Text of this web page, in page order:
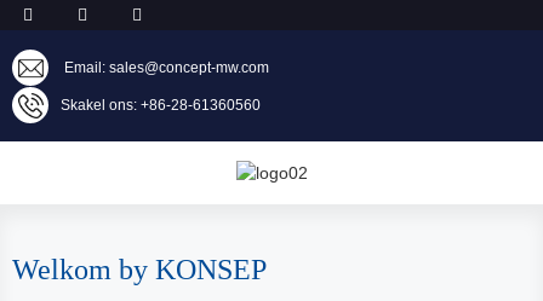
Email: sales@concept-mw.com
Skakel ons: +86-28-61360560
Welkom by KONSEP